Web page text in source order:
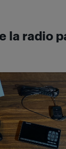
la radio